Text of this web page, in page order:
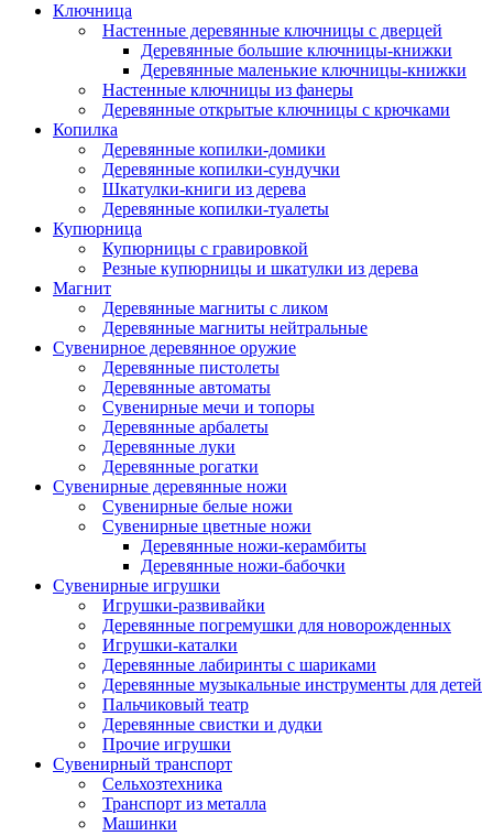
Ключница
Настенные деревянные ключницы с дверцей
Деревянные большие ключницы-книжки
Деревянные маленькие ключницы-книжки
Настенные ключницы из фанеры
Деревянные открытые ключницы с крючками
Копилка
Деревянные копилки-домики
Деревянные копилки-сундучки
Шкатулки-книги из дерева
Деревянные копилки-туалеты
Купюрница
Купюрницы с гравировкой
Резные купюрницы и шкатулки из дерева
Магнит
Деревянные магниты с ликом
Деревянные магниты нейтральные
Сувенирное деревянное оружие
Деревянные пистолеты
Деревянные автоматы
Сувенирные мечи и топоры
Деревянные арбалеты
Деревянные луки
Деревянные рогатки
Сувенирные деревянные ножи
Сувенирные белые ножи
Сувенирные цветные ножи
Деревянные ножи-керамбиты
Деревянные ножи-бабочки
Сувенирные игрушки
Игрушки-развивайки
Деревянные погремушки для новорожденных
Игрушки-каталки
Деревянные лабиринты с шариками
Деревянные музыкальные инструменты для детей
Пальчиковый театр
Деревянные свистки и дудки
Прочие игрушки
Сувенирный транспорт
Сельхозтехника
Транспорт из металла
Машинки